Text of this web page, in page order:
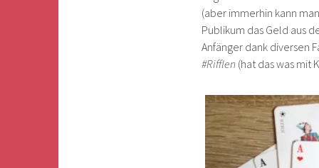
(aber immerhin kann
Publikum das Geld aus
Anfänger dank diversen
#Rifflen (hat das was mit